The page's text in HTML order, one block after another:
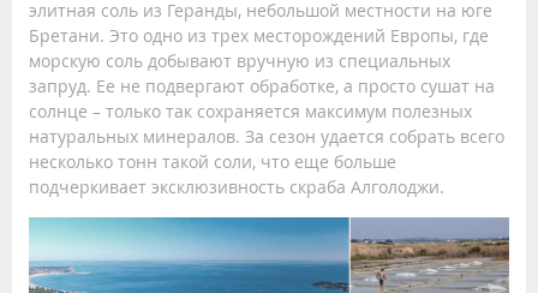
элитная соль из Геранды, небольшой местности на юге
Бретани. Это одно из трех месторождений Европы, где
морскую соль добывают вручную из специальных
запруд. Ее не подвергают обработке, а просто сушат на
солнце – только так сохраняется максимум полезных
натуральных минералов. За сезон удается собрать всего
несколько тонн такой соли, что еще больше
подчеркивает эксклюзивность скраба Алголоджи.